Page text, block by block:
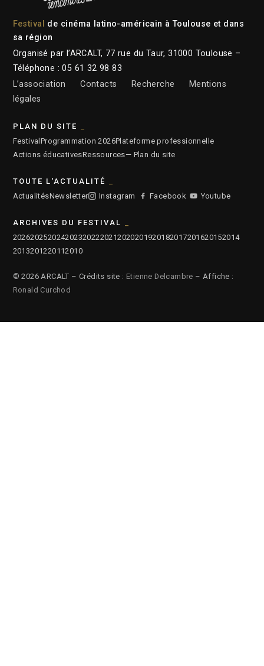
Festival de cinéma latino-américain à Toulouse et dans
sa région
Organisé par l’ARCALT, 77 rue du Taur, 31000 Toulouse –
Téléphone : 05 61 32 98 83
L’association
Contacts Recherche
Mentions
légales
PLAN DU SITE
Festival Programmation 2026Plateforme professionnelle
Actions éducativesRessources— Plan du site
TOUTE L'ACTUALITÉ
ActualitésNewsletter Instagram Facebook Youtube
ARCHIVES DU FESTIVAL
2026202520242023202220212020201920182017201620152014
2013201220112010
© 2026 ARCALT – Crédits site : Etienne Delcambre – Affiche :
Ronald Curchod